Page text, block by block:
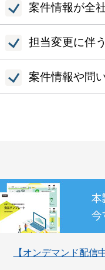
案件情報が全
担当変更に伴
案件情報や問
【オンデマンド配信